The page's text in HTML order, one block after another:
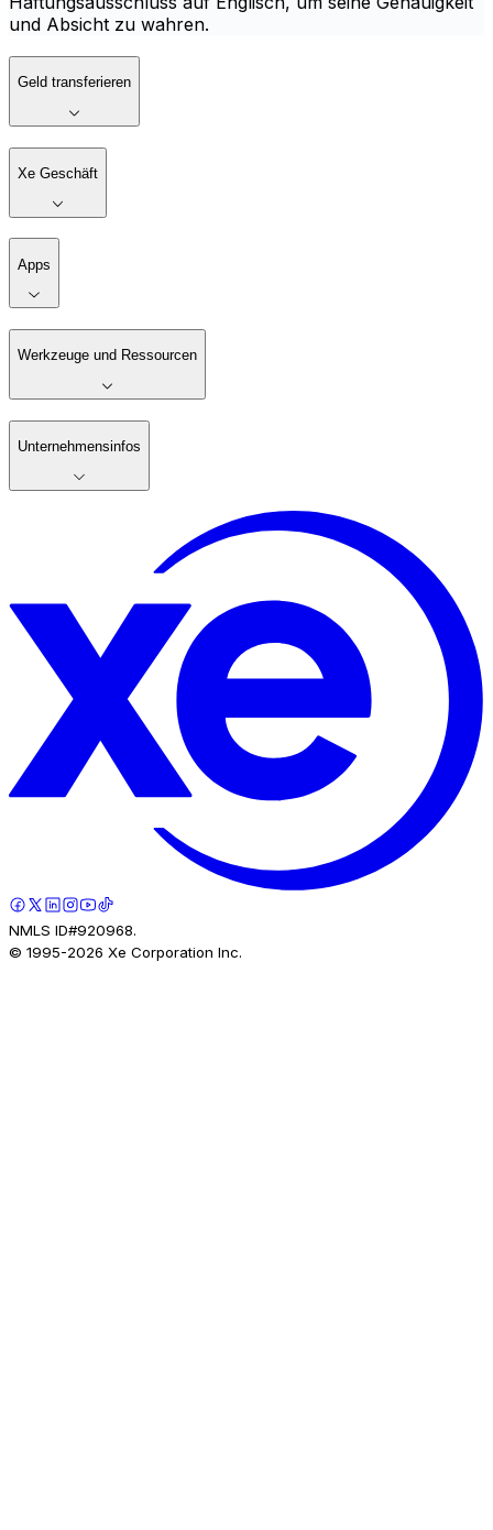
und Absicht zu wahren.
Geld transferieren
Xe Geschäft
Apps
Werkzeuge und Ressourcen
Unternehmensinfos
NMLS ID#920968.
© 1995-2026 Xe Corporation Inc.